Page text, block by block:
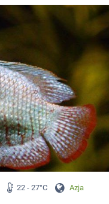
22 - 27°C Azja